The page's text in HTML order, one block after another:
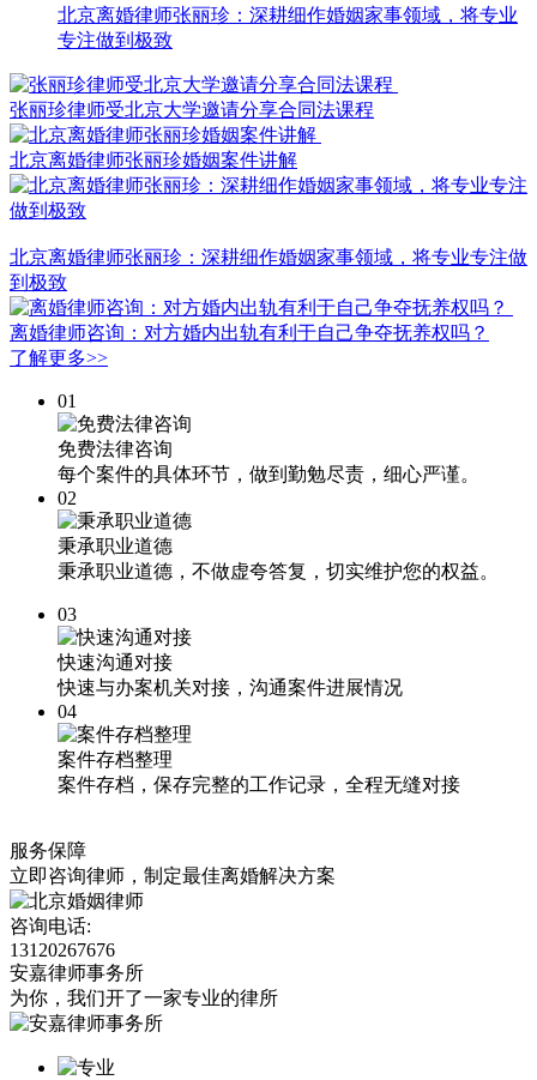
北京离婚律师张丽珍：深耕细作婚姻家事领域，将专业
专注做到极致
张丽珍律师受北京大学邀请分享合同法课程
北京离婚律师张丽珍婚姻案件讲解
北京离婚律师张丽珍：深耕细作婚姻家事领域，将专业专注做
到极致
离婚律师咨询：对方婚内出轨有利于自己争夺抚养权吗？
了解更多>>
01
免费法律咨询
每个案件的具体环节，做到勤勉尽责，细心严谨。
02
秉承职业道德
秉承职业道德，不做虚夸答复，切实维护您的权益。
03
快速沟通对接
快速与办案机关对接，沟通案件进展情况
04
案件存档整理
案件存档，保存完整的工作记录，全程无缝对接
服务保障
立即咨询律师， 制定最佳离婚解决方案
咨询电话:
13120267676
安嘉律师事务所
为你，我们开了一家专业的律所